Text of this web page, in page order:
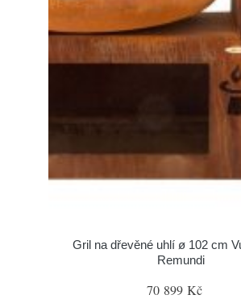
Gril na dřevěné uhlí ø 102 cm
Remundi
70 899 Kč